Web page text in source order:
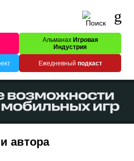
Альманах Игровая
Индустрия
Ежедневный подкаст
автора